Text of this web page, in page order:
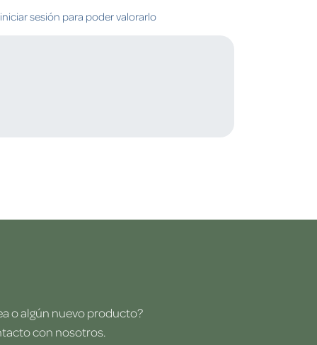
sesión para poder valorarlo
o algún nuevo producto?
con nosotros.